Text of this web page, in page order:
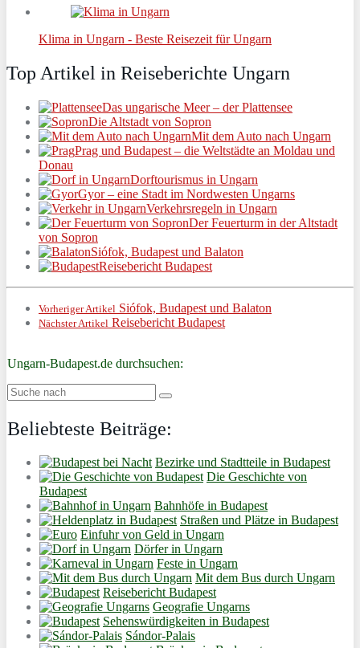
Klima in Ungarn - Beste Reisezeit für Ungarn
Top Artikel in Reiseberichte Ungarn
Das ungarische Meer – der Plattensee
Die Altstadt von Sopron
Mit dem Auto nach Ungarn
Prag und Budapest – die Weltstädte an Moldau und
Donau
Dorftourismus in Ungarn
Gyor – eine Stadt im Nordwesten Ungarns
Verkehrsregeln in Ungarn
Der Feuerturm in der Altstadt
von Sopron
Siófok, Budapest und Balaton
Reisebericht Budapest
Vorheriger Artikel Siófok, Budapest und Balaton
Nächster Artikel Reisebericht Budapest
Ungarn-Budapest.de durchsuchen:
Beliebteste Beiträge:
Bezirke und Stadtteile in Budapest
Die Geschichte von
Budapest
Bahnhöfe in Budapest
Straßen und Plätze in Budapest
Einfuhr von Geld in Ungarn
Dörfer in Ungarn
Feste in Ungarn
Mit dem Bus durch Ungarn
Reisebericht Budapest
Geografie Ungarns
Sehenswürdigkeiten in Budapest
Sándor-Palais